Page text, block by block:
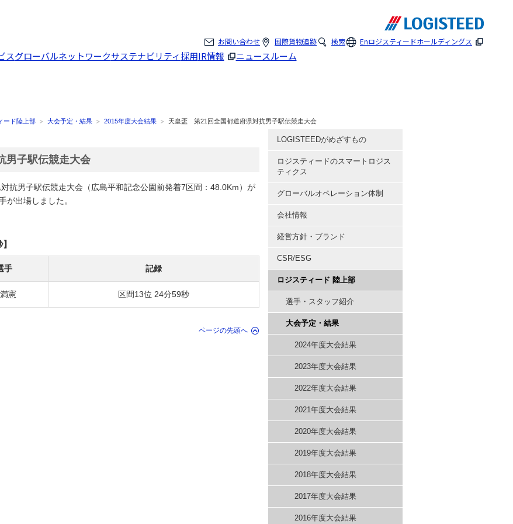
スグローバルネットワークサステナビリティ採用IR情報 ニュースルーム
お問い合わせ 国際貨物追跡 検索 Enロジスティードホールディングス
ード陸上部 大会予定・結果 2015年度大会結果 天皇盃 第21回全国都道府県対抗男子駅伝競走大会
子駅伝競走大会
抗男子駅伝競走大会（広島平和記念公園前発着7区間：48.0Km）が
が出場しました。
手 記録
憲 区間13位 24分59秒
ページの先頭へ
LOGISTEEDがめざすもの
ロジスティードのスマートロジス
ティクス
グローバルオペレーション体制
会社情報
経営方針・ブランド
CSR/ESG
ロジスティード 陸上部
選手・スタッフ紹介
大会予定・結果
2024年度大会結果
2023年度大会結果
2022年度大会結果
2021年度大会結果
2020年度大会結果
2019年度大会結果
2018年度大会結果
2017年度大会結果
2016年度大会結果